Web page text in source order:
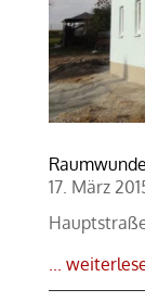
17. März
...